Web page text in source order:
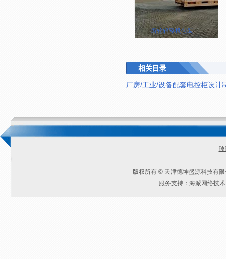
齿轮箱整机包装
相关目录
厂房/工业/设备配套电控柜设计
版权所有 © 天津德坤盛源科技有
服务支持：海派网络技